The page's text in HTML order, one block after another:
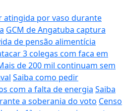
atingida por vaso durante
GCM de Angatuba captura
de pensão alimentícia
3 colegas com faca em
de 200 mil continuam sem
Saiba como pedir
com a falta de energia Saiba
a soberania do voto Censo